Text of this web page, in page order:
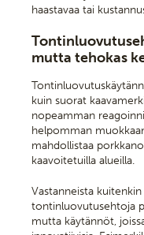
haastavaa tai
mutta tehokas
kuin suorat
nopeamman
helpomman
mahdollistaa
kaavoitetuilla alueilla.
Vastanneista
tontinluovutusehtoja
mutta käytännöt,